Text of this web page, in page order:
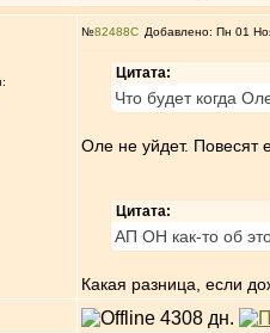
№82488 Добавлено: Пн 01
Цитата:
Что будет когда
Оле не уйдет. Повесят
Цитата:
АП ОН как-то об
Какая разница, если